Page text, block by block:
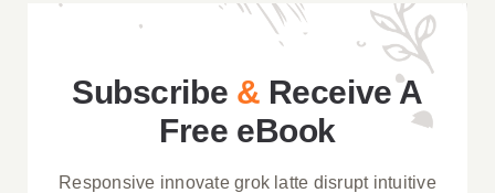
Subscribe & Receive A
Free eBook
Responsive innovate grok latte disrupt intuitive